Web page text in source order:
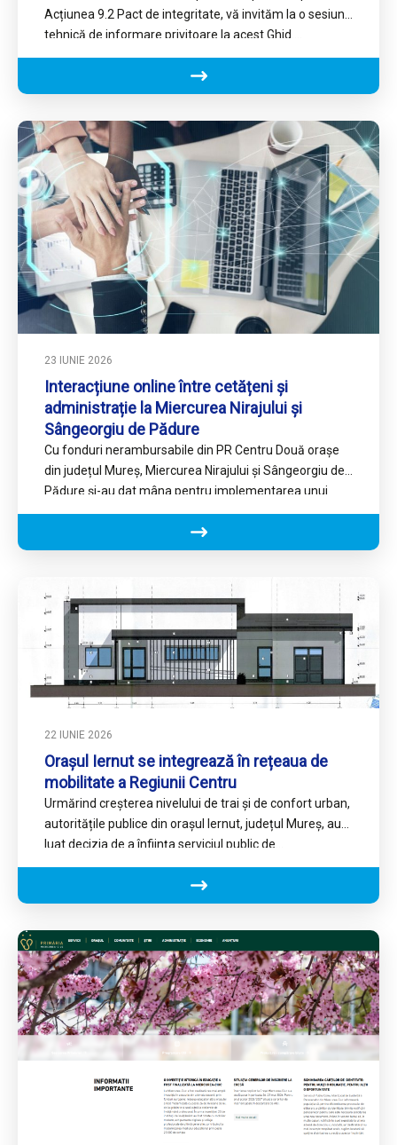
Acțiunea 9.2 Pact de integritate, vă invităm la o sesiune
tehnică de informare privitoare la acest Ghid.…
23 IUNIE 2026
Interacțiune online între cetățeni și
administrație la Miercurea Nirajului și
Sângeorgiu de Pădure
Cu fonduri nerambursabile din PR Centru Două orașe
din județul Mureș, Miercurea Nirajului și Sângeorgiu de
Pădure și-au dat mâna pentru implementarea unui
proiect destinat…
22 IUNIE 2026
Orașul Iernut se integrează în rețeaua de
mobilitate a Regiunii Centru
Urmărind creșterea nivelului de trai și de confort urban,
autoritățile publice din orașul Iernut, județul Mureș, au
luat decizia de a înființa serviciul public de…